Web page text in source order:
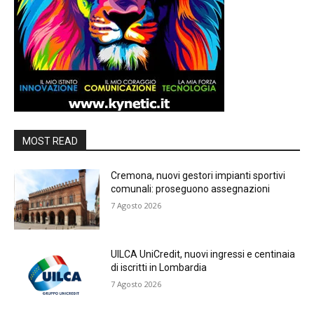
MOST READ
Cremona, nuovi gestori impianti sportivi
comunali: proseguono assegnazioni
7 Agosto 2026
UILCA UniCredit, nuovi ingressi e centinaia
di iscritti in Lombardia
7 Agosto 2026